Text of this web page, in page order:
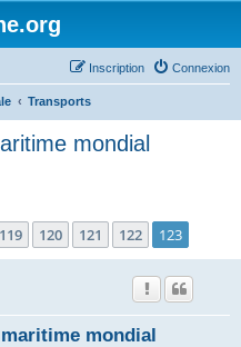
Connexion
Inscription
Transports
mondial
123
119 120 121 122 123
mondial